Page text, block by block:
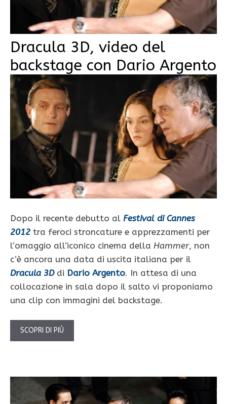
Dracula 3D, video del
backstage con Dario Argento
Dopo il recente debutto al Festival di Cannes
2012 tra feroci stroncature e apprezzamenti per
l’omaggio all’iconico cinema della Hammer, non
c’è ancora una data di uscita italiana per il
Dracula 3Ddi Dario Argento. In attesa di una
collocazione in sala dopo il salto vi proponiamo
una clip con immagini del backstage.
SCOPRI DI PIÙ